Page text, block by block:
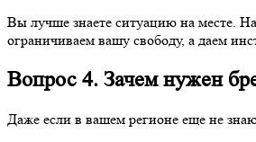
Вы лучше знаете ситуацию на месте.
ограничиваем вашу свободу, а даем
Вопрос 4. Зачем нужен
Даже если в вашем регионе еще не